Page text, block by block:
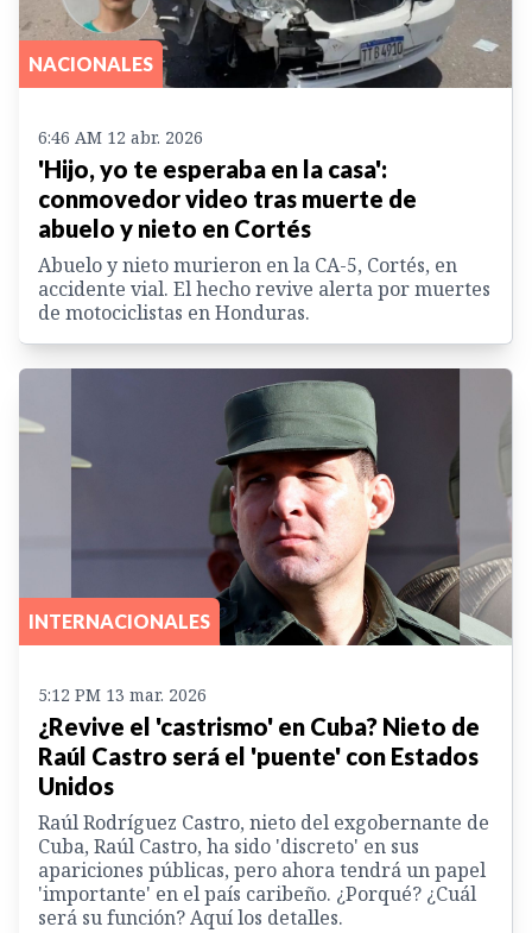
NACIONALES
6:46 AM 12 abr. 2026
'Hijo, yo te esperaba en la casa':
conmovedor video tras muerte de
abuelo y nieto en Cortés
Abuelo y nieto murieron en la CA-5, Cortés, en
accidente vial. El hecho revive alerta por muertes
de motociclistas en Honduras.
INTERNACIONALES
5:12 PM 13 mar. 2026
¿Revive el 'castrismo' en Cuba? Nieto de
Raúl Castro será el 'puente' con Estados
Unidos
Raúl Rodríguez Castro, nieto del exgobernante de
Cuba, Raúl Castro, ha sido 'discreto' en sus
apariciones públicas, pero ahora tendrá un papel
'importante' en el país caribeño. ¿Porqué? ¿Cuál
será su función? Aquí los detalles.